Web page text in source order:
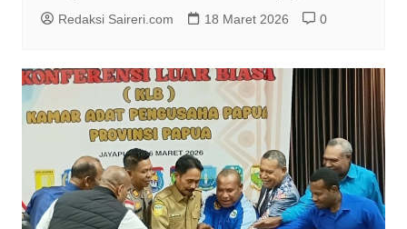
Redaksi Saireri.com 18 Maret 2026 0